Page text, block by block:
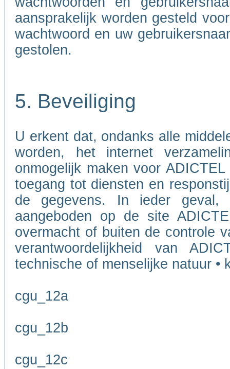
aansprakelijk worden gesteld
wachtwoord en uw
gestolen.
5. Beveiliging
U erkent dat, ondanks alle
worden, het internet
onmogelijk maken voor
toegang tot diensten en
de gegevens. In ieder
aangeboden op de site
overmacht of buiten de controle
verantwoordelijkheid van
technische of menselijke natuur
cgu_12a
cgu_12b
cgu_12c